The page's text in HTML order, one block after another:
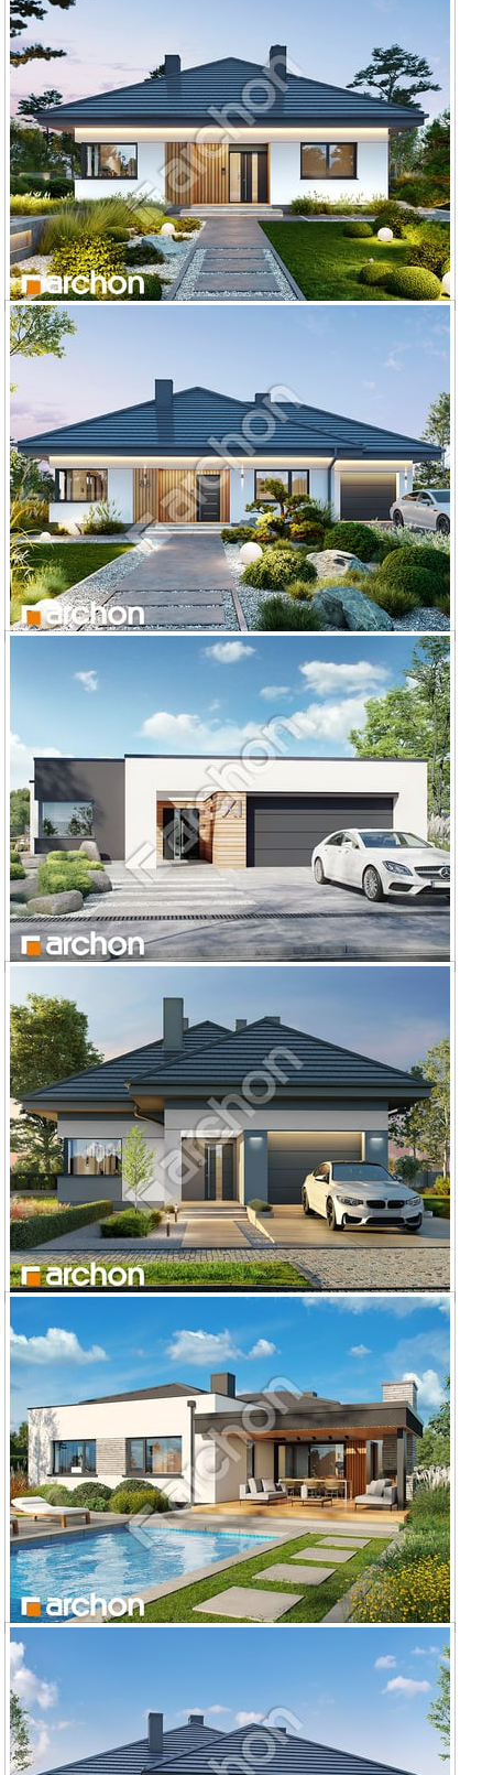
Dom w renklodach 41 (G)
Dom w renklodach 20 (A)
Dom w renklodach 38 (G)
Dom w renklodach 39 (G2E)
Dom w renklodach 37 (G)
Dom w renklodach 36 (G2)